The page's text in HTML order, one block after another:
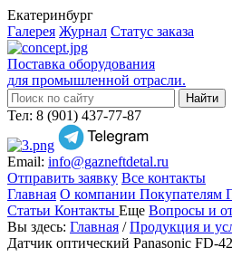
Екатеринбург
Галерея Журнал Статус заказа
Поставка оборудования
для промышленной отрасли.
Тел: 8 (901) 437-77-87
Email: info@gazneftdetal.ru
Отправить заявку Все контакты
Главная О компании Покупателям
Статьи Контакты Еще Вопросы и
Вы здесь: Главная /Продукция и
Датчик оптический Panasonic FD-